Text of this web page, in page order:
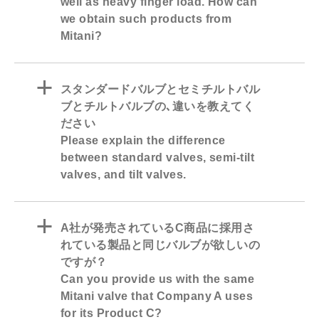
we obtain such products from
Mitani?
a
スタンダードバルブとセミチルトバル
ブとチルトバルブの､違いを教えてく
ださい
Please explain the difference
between standard valves, semi-tilt
valves, and tilt valves.
a
A社が発売されているC商品に採用さ
れている製品と同じバルブが欲しいの
ですが？
Can you provide us with the same
Mitani valve that Company A uses
for its Product C?